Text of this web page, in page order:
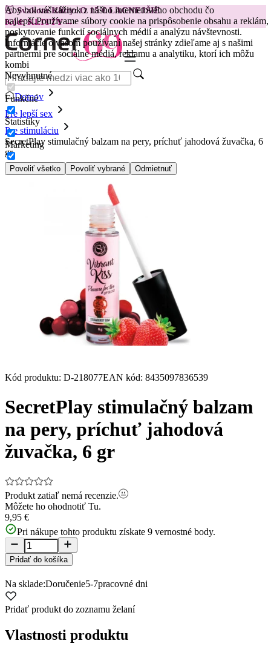
Aby bol váš zážitok z nášho internetového obchodu čo
najlepší.Používame súbory cookie na prispôsobenie obsahu a reklám,
poskytovanie funkcií sociálnych médií a analýzu návštevnosti.
Informácie o vašom používaní našej stránky zdieľame aj s našimi
partnermi pre sociálne médiá, reklamu a analytiku, ktorí ich môžu
kombi
Nevyhnutné
Funkčné
Štatistiky
Marketing
Povoliť všetko Povoliť vybrané Odmietnuť
😽Svakom Klitty: O 15 € LACNEJŠIE
Kód: KLITTY →
Domov
Pre lepší sex
Pre stimuláciu
SecretPlay stimulačný balzam na pery, príchuť jahodová žuvačka, 6
gr
Kód produktu: D-218077EAN kód: 8435097836539
SecretPlay stimulačný balzam
na pery, príchuť jahodová
žuvačka, 6 gr
Produkt zatiaľ nemá recenzie.
Môžete ho ohodnotiť Tu.
9,95 €
Pri nákupe tohto produktu získate 9 vernostné body.
Pridať do košíka
Na sklade:Doručenie5-7pracovné dni
Pridať produkt do zoznamu želaní
Vlastnosti produktu